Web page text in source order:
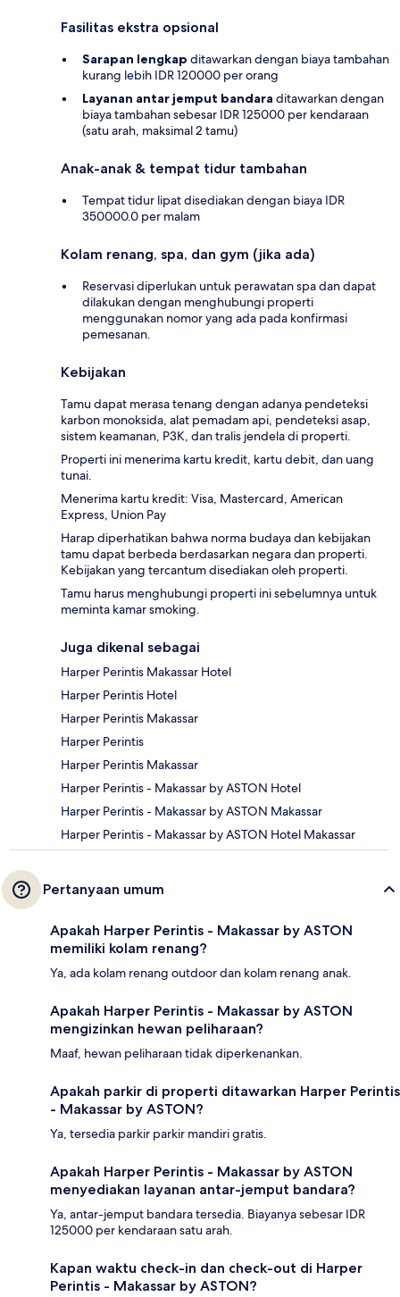
Fasilitas ekstra opsional
Sarapan lengkap ditawarkan dengan biaya tambahan
kurang lebih IDR 120000 per orang
Layanan antar jemput bandara ditawarkan dengan
biaya tambahan sebesar IDR 125000 per kendaraan
(satu arah, maksimal 2 tamu)
Anak-anak & tempat tidur tambahan
Tempat tidur lipat disediakan dengan biaya IDR
350000.0 per malam
Kolam renang, spa, dan gym (jika ada)
Reservasi diperlukan untuk perawatan spa dan dapat
dilakukan dengan menghubungi properti
menggunakan nomor yang ada pada konfirmasi
pemesanan.
Kebijakan
Tamu dapat merasa tenang dengan adanya pendeteksi
karbon monoksida, alat pemadam api, pendeteksi asap,
sistem keamanan, P3K, dan tralis jendela di properti.
Properti ini menerima kartu kredit, kartu debit, dan uang
tunai.
Menerima kartu kredit: Visa, Mastercard, American
Express, Union Pay
Harap diperhatikan bahwa norma budaya dan kebijakan
tamu dapat berbeda berdasarkan negara dan properti.
Kebijakan yang tercantum disediakan oleh properti.
Tamu harus menghubungi properti ini sebelumnya untuk
meminta kamar smoking.
Juga dikenal sebagai
Harper Perintis Makassar Hotel
Harper Perintis Hotel
Harper Perintis Makassar
Harper Perintis
Harper Perintis Makassar
Harper Perintis - Makassar by ASTON Hotel
Harper Perintis - Makassar by ASTON Makassar
Harper Perintis - Makassar by ASTON Hotel Makassar
Pertanyaan umum
Apakah Harper Perintis - Makassar by ASTON
memiliki kolam renang?
Ya, ada kolam renang outdoor dan kolam renang anak.
Apakah Harper Perintis - Makassar by ASTON
mengizinkan hewan peliharaan?
Maaf, hewan peliharaan tidak diperkenankan.
Apakah parkir di properti ditawarkan Harper Perintis
- Makassar by ASTON?
Ya, tersedia parkir parkir mandiri gratis.
Apakah Harper Perintis - Makassar by ASTON
menyediakan layanan antar-jemput bandara?
Ya, antar-jemput bandara tersedia. Biayanya sebesar IDR
125000 per kendaraan satu arah.
Kapan waktu check-in dan check-out di Harper
Perintis - Makassar by ASTON?